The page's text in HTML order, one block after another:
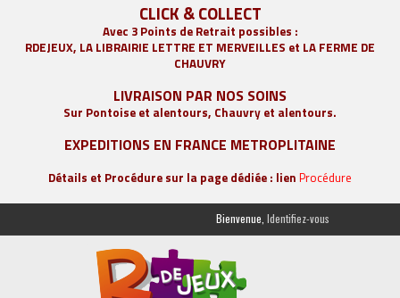
CLICK & COLLECT
Avec 3 Points de Retrait possibles :
RDEJEUX, LA LIBRAIRIE LETTRE ET MERVEILLES et LA FERME DE
CHAUVRY
LIVRAISON PAR NOS SOINS
Sur Pontoise et alentours, Chauvry et alentours.
EXPEDITIONS EN FRANCE METROPLITAINE
Détails et Procédure sur la page dédiée : lien Procédure
Bienvenue, Identifiez-vous